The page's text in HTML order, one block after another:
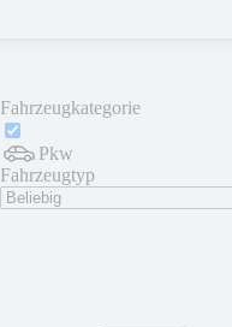
Fahrzeugkategorie
Pkw
Fahrzeugtyp